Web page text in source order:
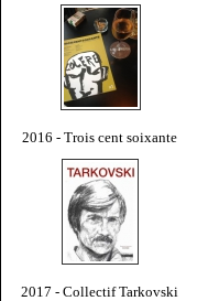
2016 - Trois cent soixante
2017 - Collectif Tarkovski